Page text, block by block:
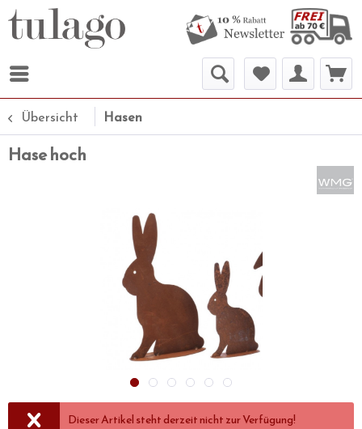
Übersicht Hasen
Hase hoch
Dieser Artikel steht derzeit nicht zur Verfügung!